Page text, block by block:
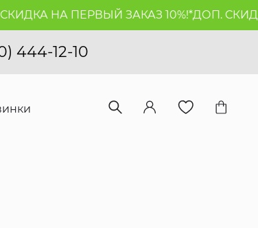
НА ПЕРВЫЙ ЗАКАЗ 10%!*ДОП. СКИДКА
444-12-10